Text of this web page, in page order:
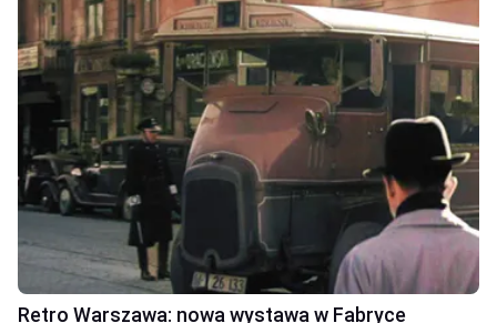
Retro Warszawa: nowa wystawa w Fabryce